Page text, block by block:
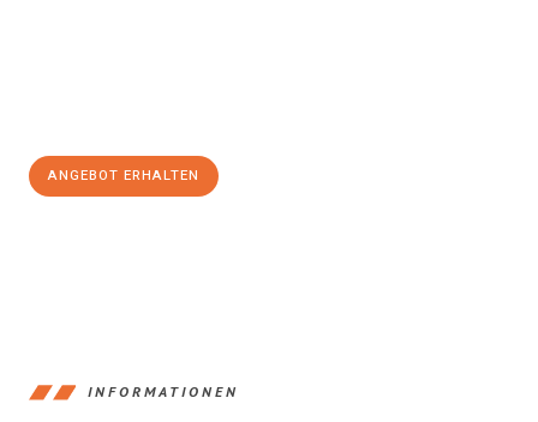
ANGEBOT ERHALTEN
INFORMATIONEN